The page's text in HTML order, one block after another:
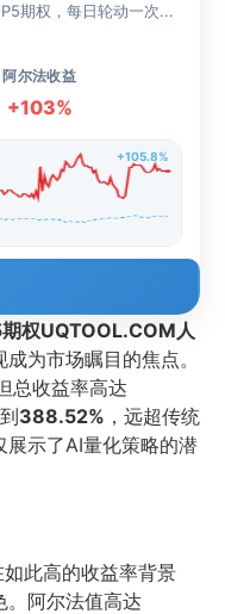
期权，每日轮动一次...
阿尔法收益
+103%
+105.8%
权UQTOOL.COM人
为市场瞩目的焦点。
总收益率高达
388.52% ，远超传统
示了AI量化策略的潜
如此高的收益率背景
。阿尔法值高达